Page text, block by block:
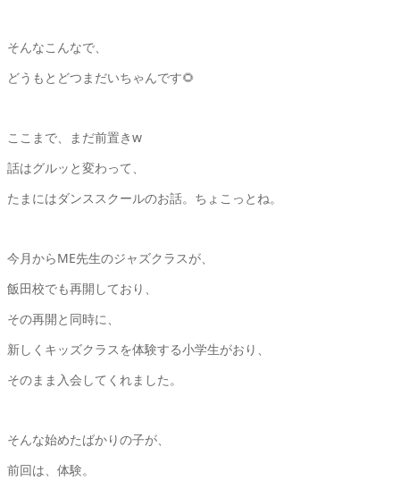
そんなこんなで、
どうもとどつまだいちゃんです🌻
ここまで、まだ前置きw
話はグルッと変わって、
たまにはダンススクールのお話。ちょこっとね。
今月からME先生のジャズクラスが、
飯田校でも再開しており、
その再開と同時に、
新しくキッズクラスを体験する小学生がおり、
そのまま入会してくれました。
そんな始めたばかりの子が、
前回は、体験。